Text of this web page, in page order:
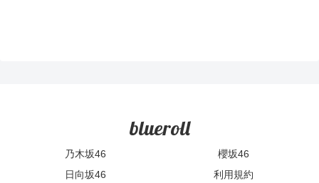
blueroll
乃木坂46
櫻坂46
日向坂46
利用規約